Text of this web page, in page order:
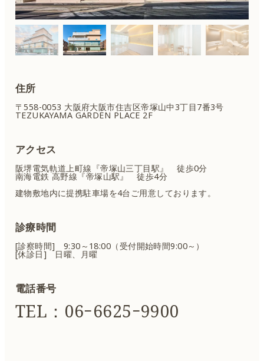
住所
〒558-0053 大阪府大阪市住吉区帝塚山中3丁目7番3号
TEZUKAYAMA GARDEN PLACE 2F
アクセス
阪堺電気軌道上町線『帝塚山三丁目駅』 徒歩0分
南海電鉄 高野線『帝塚山駅』 徒歩4分
建物敷地内に提携駐車場を4台ご用意しております。
診療時間
[診察時間] 9:30～18:00（受付開始時間9:00～）
[休診日] 日曜、月曜
電話番号
TEL：06ｰ6625ｰ9900